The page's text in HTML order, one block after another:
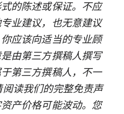
的陈述或保证。不应
业建议，也无意建议
应该向适当的专业顾
由第三方撰稿人撰写
第三方撰稿人，不一
读我们的完整免责声
产价格可能波动。您